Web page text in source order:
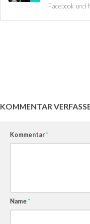
Facebook
KOMMENTAR
Kommentar*
Name *